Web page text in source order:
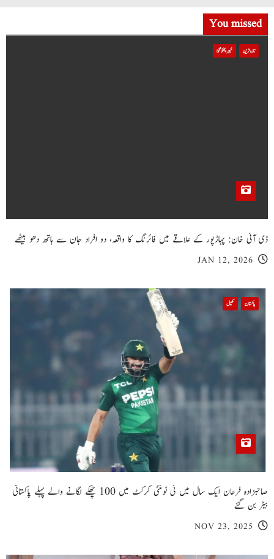
You missed
تازہ ترین خیبر پختونخوا
ڈی آئی خان: پہاڑپور کے علاقے میں فائرنگ کا واقعہ، دو افراد جان سے ہاتھ دھو بیٹھے
JAN 12, 2026
پاکستان کھیل
صاحبزادہ فرحان ایک سال میں ٹی ٹوئنٹی کرکٹ میں 100 چھکے لگانے والے پہلے پاکستانی
بیٹر بن گئے
NOV 23, 2025